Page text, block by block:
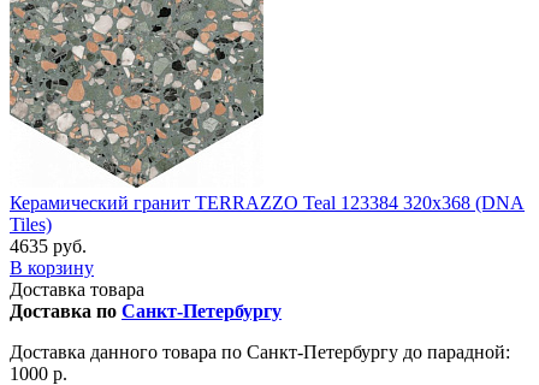
Керамический гранит TERRAZZO Teal 123384 320x368 (DNA
Tiles)
4635 руб.
В корзину
Доставка товара
Доставка по Санкт-Петербургу
Доставка данного товара по Санкт-Петербургу до парадной:
1000 р.